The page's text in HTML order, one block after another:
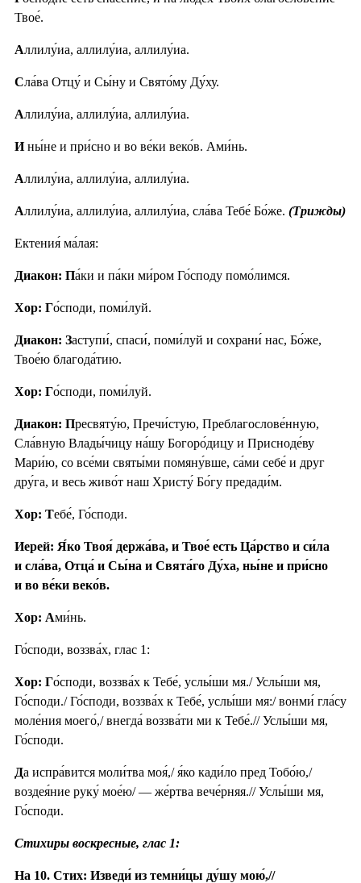
Твое́.
Аллилу́иа, аллилу́иа, аллилу́иа.
Сла́ва Отцу́ и Сы́ну и Свято́му Ду́ху.
Аллилу́иа, аллилу́иа, аллилу́иа.
Ины́не и при́сно и во ве́ки веко́в. Ами́нь.
Аллилу́иа, аллилу́иа, аллилу́иа.
Аллилу́иа, аллилу́иа, аллилу́иа, сла́ва Тебе́ Бо́же. (Трижды)
Ектения́ ма́лая:
Диакон: Па́ки и па́ки ми́ром Го́споду помо́лимся.
Хор: Го́споди, поми́луй.
Диакон: Заступи́, спаси́, поми́луй и сохрани́ нас, Бо́же,
Твое́ю благода́тию.
Хор: Го́споди, поми́луй.
Диакон: Пресвяту́ю, Пречи́стую, Преблагослове́нную,
Сла́вную Влады́чицу на́шу Богоро́дицу и Присноде́ву
Мари́ю, со все́ми святы́ми помяну́вше, са́ми себе́ и друг
дру́га, и весь живо́т наш Христу́ Бо́гу предади́м.
Хор: Тебе́, Го́споди.
Иерей: Я́ко Твоя́ держа́ва, и Твое́ есть Ца́рство и си́ла
и сла́ва, Отца́ и Сы́на и Свята́го Ду́ха, ны́не и при́сно
и во ве́ки веко́в.
Хор: Ами́нь.
Го́споди, воззва́х, глас 1:
Хор: Го́споди, воззва́х к Тебе́, услы́ши мя./ Услы́ши мя,
Го́споди./ Го́споди, воззва́х к Тебе́, услы́ши мя:/ вонми́ гла́су
моле́ния моего́,/ внегда́ воззва́ти ми к Тебе́.// Услы́ши мя,
Го́споди.
Да испра́вится моли́тва моя́,/ я́ко кади́ло пред Тобо́ю,/
воздея́ние руку́ мое́ю/ — же́ртва вече́рняя.// Услы́ши мя,
Го́споди.
Стихиры воскресные, глас 1:
На 10. Стих: Изведи́ из темни́цы ду́шу мою́,//